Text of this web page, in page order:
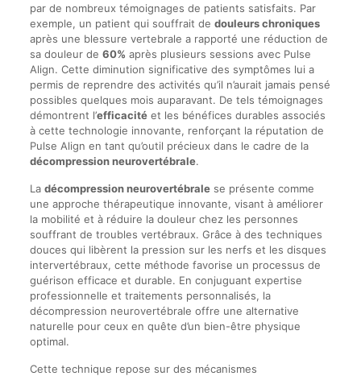
par de nombreux témoignages de patients satisfaits. Par
exemple, un patient qui souffrait de douleurs chroniques
après une blessure vertebrale a rapporté une réduction de
sa douleur de 60% après plusieurs sessions avec Pulse
Align. Cette diminution significative des symptômes lui a
permis de reprendre des activités qu’il n’aurait jamais pensé
possibles quelques mois auparavant. De tels témoignages
démontrent l’efficacitéet les bénéfices durables associés
à cette technologie innovante, renforçant la réputation de
Pulse Align en tant qu’outil précieux dans le cadre de la
décompression neurovertébrale.
La décompression neurovertébralese présente comme
une approche thérapeutique innovante, visant à améliorer
la mobilité et à réduire la douleur chez les personnes
souffrant de troubles vertébraux. Grâce à des techniques
douces qui libèrent la pression sur les nerfs et les disques
intervertébraux, cette méthode favorise un processus de
guérison efficace et durable. En conjuguant expertise
professionnelle et traitements personnalisés, la
décompression neurovertébrale offre une alternative
naturelle pour ceux en quête d’un bien-être physique
optimal.
Cette technique repose sur des mécanismes